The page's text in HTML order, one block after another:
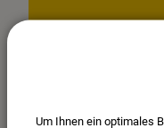
Um Ihnen ein optimales